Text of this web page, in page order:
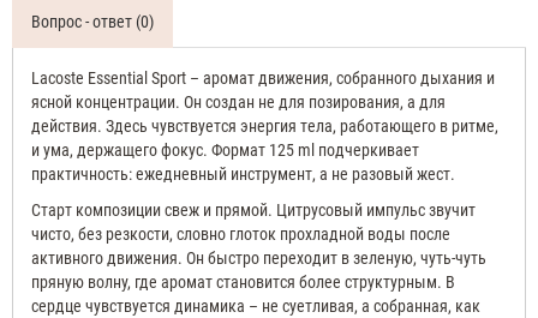
Вопрос - ответ (0)
Lacoste Essential Sport – аромат движения, собранного дыхания и
ясной концентрации. Он создан не для позирования, а для
действия. Здесь чувствуется энергия тела, работающего в ритме,
и ума, держащего фокус. Формат 125 ml подчеркивает
практичность: ежедневный инструмент, а не разовый жест.
Старт композиции свеж и прямой. Цитрусовый импульс звучит
чисто, без резкости, словно глоток прохладной воды после
активного движения. Он быстро переходит в зеленую, чуть-чуть
пряную волну, где аромат становится более структурным. В
сердце чувствуется динамика – не суетливая, а собранная, как